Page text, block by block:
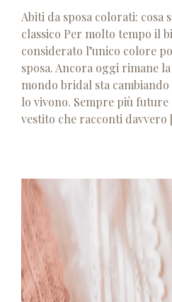
Abiti da sposa colorati: cosa
classico Per molto tempo il
considerato l’unico colore
sposa. Ancora oggi rimane
mondo bridal sta
lo vivono. Sempre più future
vestito che racconti davvero